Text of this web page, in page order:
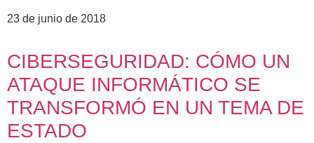
23 de junio de 2018
CIBERSEGURIDAD: CÓMO UN
ATAQUE INFORMÁTICO SE
TRANSFORMÓ EN UN TEMA DE
ESTADO